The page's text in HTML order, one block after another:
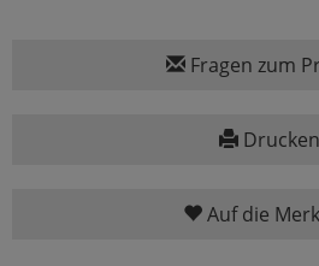
Fragen zum
Drucken
Auf die